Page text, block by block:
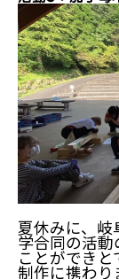
夏休みに、岐
学合同の活動
ことができと
制作に携わり